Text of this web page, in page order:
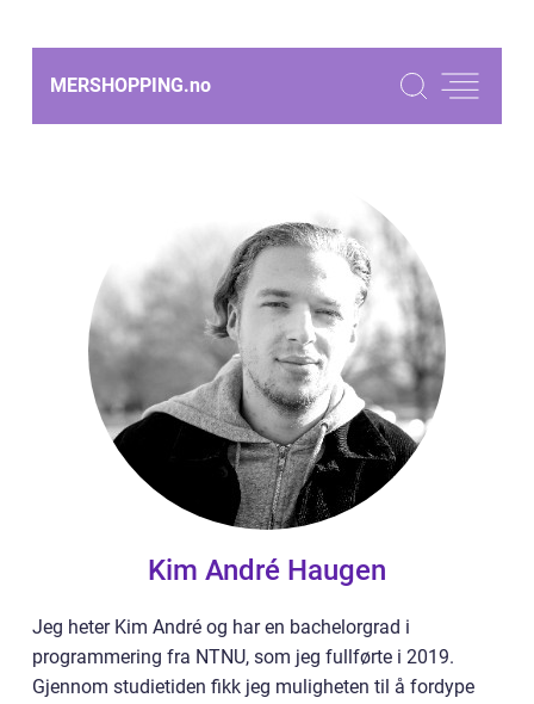
MERSHOPPING.no
Kim André Haugen
Jeg heter Kim André og har en bachelorgrad i
programmering fra NTNU, som jeg fullførte i 2019.
Gjennom studietiden fikk jeg muligheten til å fordype